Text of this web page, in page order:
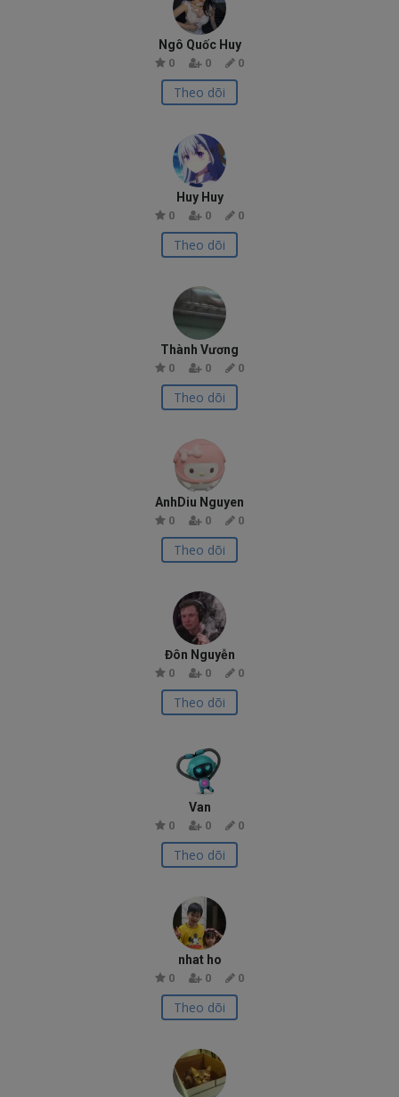
Ngô Quốc Huy
0 0 0
Theo dõi
Huy Huy
0 0 0
Theo dõi
Thành Vương
0 0 0
Theo dõi
AnhDiu Nguyen
0 0 0
Theo dõi
Đôn Nguyễn
0 0 0
Theo dõi
Van
0 0 0
Theo dõi
nhat ho
0 0 0
Theo dõi